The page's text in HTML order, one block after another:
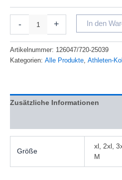
- + In den
Artikelnummer: 126047/720-25039
Kategorien: Alle Produkte, Athleten-
Zusätzliche Informationen
Größe
xl, 2xl,
M